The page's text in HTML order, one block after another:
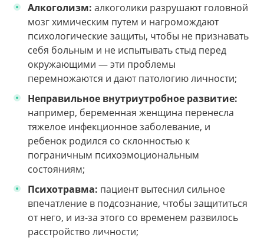
Алкоголизм: алкоголики разрушают головной
мозг химическим путем и нагромождают
психологические защиты, чтобы не признавать
себя больным и не испытывать стыд перед
окружающими — эти проблемы
перемножаются и дают патологию личности;
Неправильное внутриутробное развитие:
например, беременная женщина перенесла
тяжелое инфекционное заболевание, и
ребенок родился со склонностью к
пограничным психоэмоциональным
состояниям;
Психотравма: пациент вытеснил сильное
впечатление в подсознание, чтобы защититься
от него, и из-за этого со временем развилось
расстройство личности;